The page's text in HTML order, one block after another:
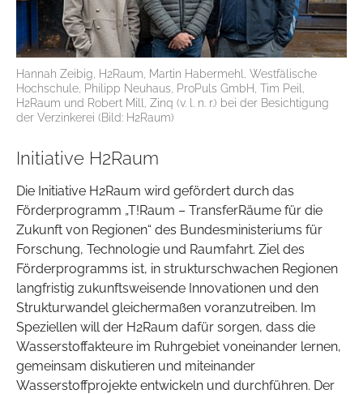
Hannah Zeibig, H2Raum, Martin Habermehl, Westfälische
Hochschule, Philipp Neuhaus, ProPuls GmbH, Tim Peil,
H2Raum und Robert Mill, Zinq (v. l. n. r.) bei der Besichtigung
der Verzinkerei (Bild: H2Raum)
Initiative H2Raum
Die Initiative H2Raum wird gefördert durch das
Förderprogramm „T!Raum – TransferRäume für die
Zukunft von Regionen“ des Bundesministeriums für
Forschung, Technologie und Raumfahrt. Ziel des
Förderprogramms ist, in strukturschwachen Regionen
langfristig zukunftsweisende Innovationen und den
Strukturwandel gleichermaßen voranzutreiben. Im
Speziellen will der H2Raum dafür sorgen, dass die
Wasserstoffakteure im Ruhrgebiet voneinander lernen,
gemeinsam diskutieren und miteinander
Wasserstoffprojekte entwickeln und durchführen. Der